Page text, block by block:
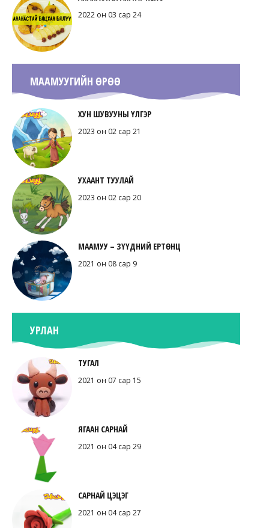
2022 он 03 сар 24
МААМУУГИЙН ӨРӨӨ
ХУН ШУВУУНЫ ҮЛГЭР
2023 он 02 сар 21
УХААНТ ТУУЛАЙ
2023 он 02 сар 20
МААМУУ – ЗҮҮДНИЙ ЕРТӨНЦ
2021 он 08 сар 9
УРЛАН
ТУГАЛ
2021 он 07 сар 15
ЯГААН САРНАЙ
2021 он 04 сар 29
САРНАЙ ЦЭЦЭГ
2021 он 04 сар 27